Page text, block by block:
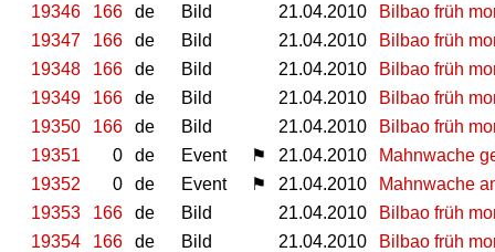
19346
166 de Bild 21.04.2010
Bilbao früh
19347
166 de Bild 21.04.2010
Bilbao früh
19348
166 de Bild 21.04.2010
Bilbao früh
19349
166 de Bild 21.04.2010
Bilbao früh
19350
166 de Bild 21.04.2010
Bilbao früh
19351
0 de Event ⚑ 21.04.2010
Mahnwache
19352
0 de Event ⚑ 21.04.2010
Mahnwache
19353
166 de Bild 21.04.2010
Bilbao früh
19354
166 de Bild 21.04.2010
Bilbao früh